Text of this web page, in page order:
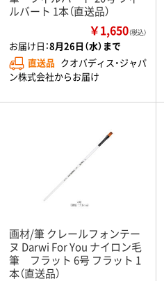
ルバート 1本（直送品）
￥1,650（税込）
お届け日：8月26日（水）まで
直送品 クオバディス・ジャパ
ン株式会社からお届け
画材/筆 クレールフォンテー
ヌ Darwi For You ナイロン毛
筆 フラット 6号 フラット 1
本（直送品）